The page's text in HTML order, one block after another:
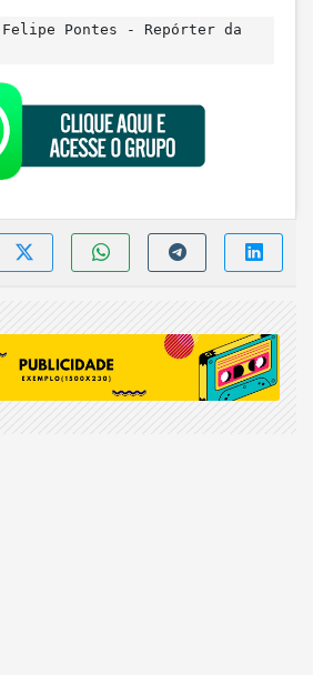
Felipe Pontes - Repórter da